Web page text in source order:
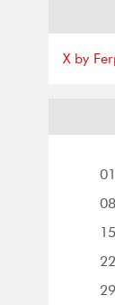
X by
01
08
15
22
29